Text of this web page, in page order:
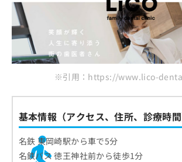
※引用：https://www.lico-
基本情報（アクセス、住所、診療時間
名鉄 東岡崎駅から車で5分
名鉄バス 徳王神社前から徒歩1分